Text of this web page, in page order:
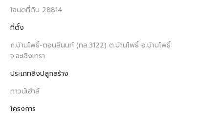
โฉนดที่ดิน 28814
ที่ตั้ง
ถ.บ้านโพธิ์-ดอนสีนนท์ (ทล.3122) ต.บ้านโพธิ์ อ.บ้านโพธิ์
จ.ฉะเชิงเทรา
ประเภทสิ่งปลูกสร้าง
ทาวน์เฮ้าส์
โครงการ